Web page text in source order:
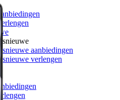
aanbiedingen
verlengen